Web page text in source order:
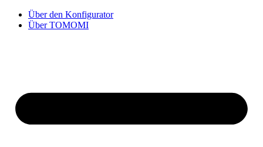
Über den Konfigurator
Über TOMOMI